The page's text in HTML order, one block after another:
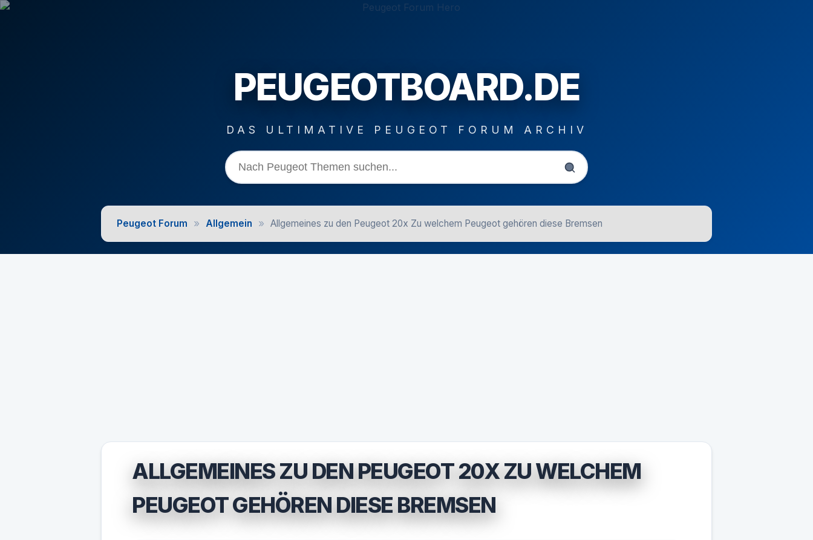
PEUGEOTBOARD.DE
DAS ULTIMATIVE PEUGEOT FORUM ARCHIV
Peugeot Forum » Allgemein » Allgemeines zu den Peugeot 20x Zu welchem Peugeot gehören diese Bremsen
ALLGEMEINES ZU DEN PEUGEOT 20X ZU WELCHEM
PEUGEOT GEHÖREN DIESE BREMSEN